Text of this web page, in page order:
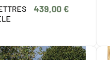
439,00 €